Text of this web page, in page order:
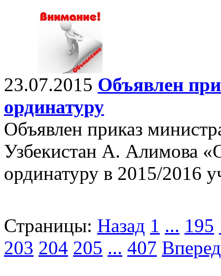
23.07.2015 Объявлен
ординатуру
Объявлен приказ
Узбекистан А. Алимова
ординатуру в 2015/2016
Страницы: Назад 1 ... 195
203 204 205 ... 407 Вперед